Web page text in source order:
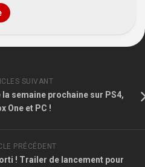
SUIVANT
semaine prochaine sur PS4,
One et PC !
PRÉCÉDENT
! Trailer de lancement pour